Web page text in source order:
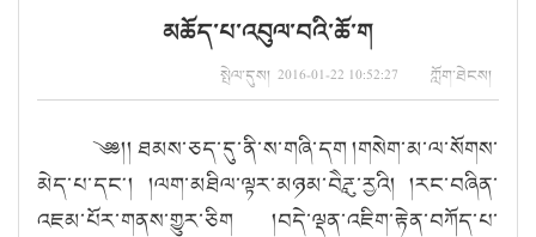
མཆོད་པ་འབུལ་བའི་ཆོ་ག
སྤེལ་དུས། 2016-01-22 10:52:27 ཀློག་ཐེངས།
༄༅།། ཐམས་ཅད་དུ་ནི་ས་གཞི་དག །གསེག་མ་ལ་སོགས་
མེད་པ་དང༌། །ལག་མཐིལ་ལྟར་མཉམ་བཻཌཱུ་རྱའི། །རང་བཞིན་
འཇམ་པོར་གནས་གྱུར་ཅིག །བདེ་ལྡན་འཇིག་རྟེན་བཀོད་པ་